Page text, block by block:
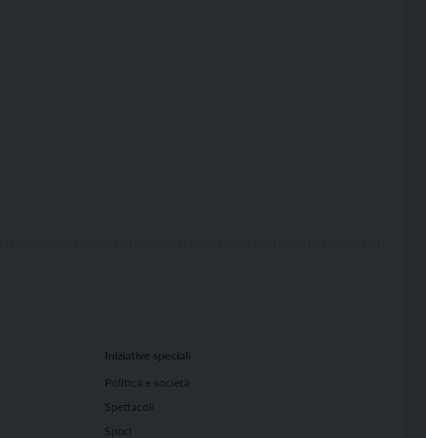
Iniziative speciali
Politica e società
Spettacoli
Sport